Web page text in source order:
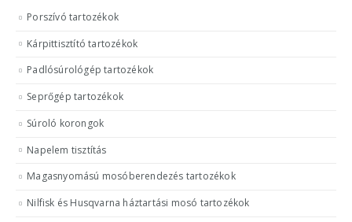
Porszívó tartozékok
Kárpittisztító tartozékok
Padlósúrológép tartozékok
Seprőgép tartozékok
Súroló korongok
Napelem tisztítás
Magasnyomású mosóberendezés tartozékok
Nilfisk és Husqvarna háztartási mosó tartozékok